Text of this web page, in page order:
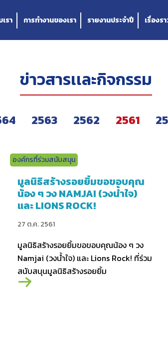
รา การทำงานของเรา รายงานประจำปี เรื่องร
ข่าวสารเเละกิจกรรม
2563 2562 2561
องค์กรที่ร่วมสนับสนุน
มูลนิธิสร้างรอยยิ้มขอขอบคุณ
น้อง ๆ วง NAMJAI (วงน้ำใจ)
และ LIONS ROCK!
27 ต.ค. 2561
มูลนิธิสร้างรอยยิ้มขอขอบคุณน้อง ๆ วง
Namjai (วงน้ำใจ) และ Lions Rock! ที่ร่วม
สนับสนุนมูลนิธิสร้างรอยยิ้ม